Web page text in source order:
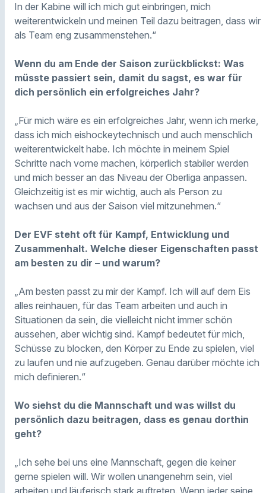
In der Kabine will ich mich gut einbringen, mich
weiterentwickeln und meinen Teil dazu beitragen, dass wir
als Team eng zusammenstehen.“
Wenn du am Ende der Saison zurückblickst: Was
müsste passiert sein, damit du sagst, es war für
dich persönlich ein erfolgreiches Jahr?
„Für mich wäre es ein erfolgreiches Jahr, wenn ich merke,
dass ich mich eishockeytechnisch und auch menschlich
weiterentwickelt habe. Ich möchte in meinem Spiel
Schritte nach vorne machen, körperlich stabiler werden
und mich besser an das Niveau der Oberliga anpassen.
Gleichzeitig ist es mir wichtig, auch als Person zu
wachsen und aus der Saison viel mitzunehmen.“
Der EVF steht oft für Kampf, Entwicklung und
Zusammenhalt. Welche dieser Eigenschaften passt
am besten zu dir – und warum?
„Am besten passt zu mir der Kampf. Ich will auf dem Eis
alles reinhauen, für das Team arbeiten und auch in
Situationen da sein, die vielleicht nicht immer schön
aussehen, aber wichtig sind. Kampf bedeutet für mich,
Schüsse zu blocken, den Körper zu Ende zu spielen, viel
zu laufen und nie aufzugeben. Genau darüber möchte ich
mich definieren.“
Wo siehst du die Mannschaft und was willst du
persönlich dazu beitragen, dass es genau dorthin
geht?
„Ich sehe bei uns eine Mannschaft, gegen die keiner
gerne spielen will. Wir wollen unangenehm sein, viel